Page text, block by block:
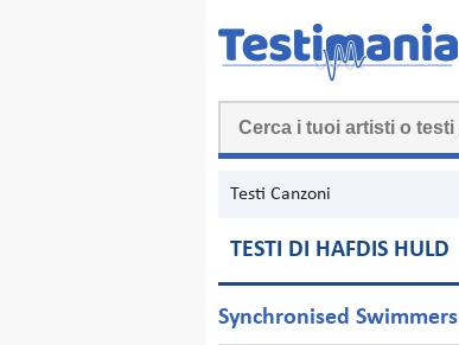
Testi Canzoni
TESTI DI HAFDIS HULD
Synchronised Swimmers